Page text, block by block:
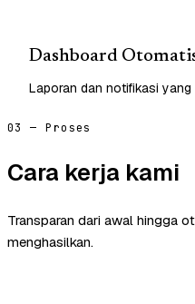
Dashboard
Laporan dan notifikasi
03 — Proses
Cara kerja kami
Transparan dari awal hingga
menghasilkan.